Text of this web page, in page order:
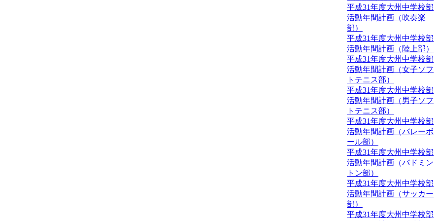
平成31年度大州中学校部
活動年間計画（吹奏楽
部）
平成31年度大州中学校部
活動年間計画（陸上部）
平成31年度大州中学校部
活動年間計画（女子ソフ
トテニス部）
平成31年度大州中学校部
活動年間計画（男子ソフ
トテニス部）
平成31年度大州中学校部
活動年間計画（バレーボ
ール部）
平成31年度大州中学校部
活動年間計画（バドミン
トン部）
平成31年度大州中学校部
活動年間計画（サッカー
部）
平成31年度大州中学校部